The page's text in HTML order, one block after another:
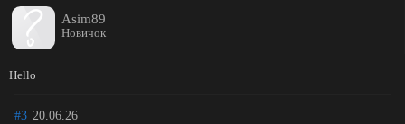
Asim89
Новичок
Hello
#3 20.06.26